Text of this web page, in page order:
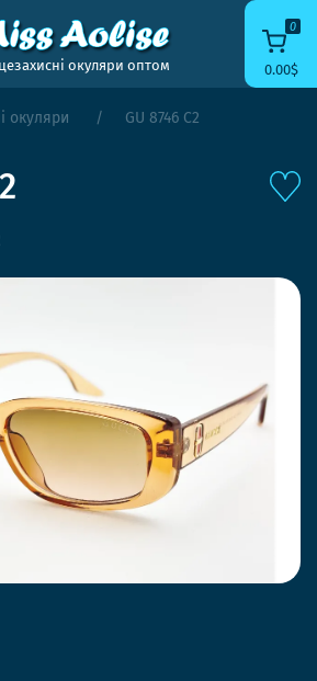
окуляри оптом
0
0.00$
окуляри GU 8746 C2